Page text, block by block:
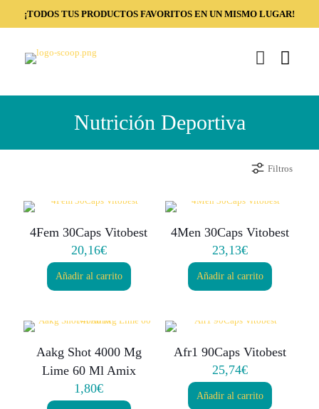
¡TODOS TUS PRODUCTOS FAVORITOS EN UN MISMO LUGAR!
Nutrición Deportiva
Filtros
4Fem 30Caps Vitobest
20,16€
Añadir al carrito
4Men 30Caps Vitobest
23,13€
Añadir al carrito
Aakg Shot 4000 Mg
Lime 60 Ml Amix
1,80€
Afr1 90Caps Vitobest
25,74€
Añadir al carrito